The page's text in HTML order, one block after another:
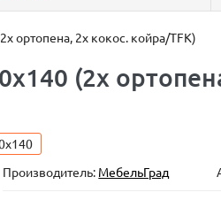
ортопена, 2x кокос. койра/TFK)
(2x
Производитель: МебельГрад